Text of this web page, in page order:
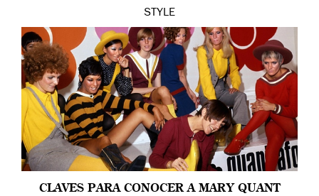
STYLE
CLAVES PARA CONOCER A MARY QUANT